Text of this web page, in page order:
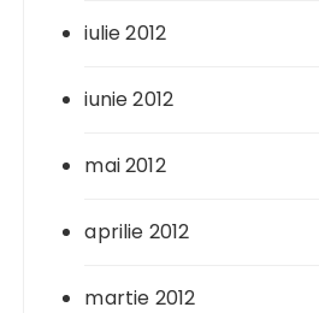
iulie 2012
iunie 2012
mai 2012
aprilie 2012
martie 2012